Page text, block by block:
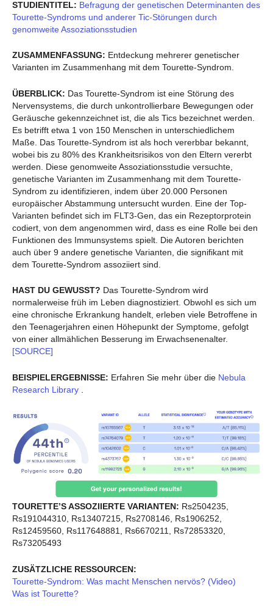
STUDIENTITEL: Befragung der genetischen Determinanten des
Tourette-Syndroms und anderer Tic-Störungen durch
genomweite Assoziationsstudien
ZUSAMMENFASSUNG: Entdeckung mehrerer genetischer
Varianten im Zusammenhang mit dem Tourette-Syndrom.
ÜBERBLICK: Das Tourette-Syndrom ist eine Störung des
Nervensystems, die durch unkontrollierbare Bewegungen oder
Geräusche gekennzeichnet ist, die als Tics bezeichnet werden.
Es betrifft etwa 1 von 150 Menschen in unterschiedlichem
Maße. Das Tourette-Syndrom ist als hoch vererbbar bekannt,
wobei bis zu 80% des Krankheitsrisikos von den Eltern vererbt
werden. Diese genomweite Assoziationsstudie versuchte,
genetische Varianten im Zusammenhang mit dem Tourette-
Syndrom zu identifizieren, indem über 20.000 Personen
europäischer Abstammung untersucht wurden. Eine der Top-
Varianten befindet sich im FLT3-Gen, das ein Rezeptorprotein
codiert, von dem angenommen wird, dass es eine Rolle bei den
Funktionen des Immunsystems spielt. Die Autoren berichten
auch über 9 andere genetische Varianten, die signifikant mit
dem Tourette-Syndrom assoziiert sind.
HAST DU GEWUSST? Das Tourette-Syndrom wird
normalerweise früh im Leben diagnostiziert. Obwohl es sich um
eine chronische Erkrankung handelt, erleben viele Betroffene in
den Teenagerjahren einen Höhepunkt der Symptome, gefolgt
von einer allmählichen Besserung im Erwachsenenalter.
[SOURCE]
BEISPIELERGEBNISSE: Erfahren Sie mehr über die Nebula
Research Library
TOURETTE’S ASSOZIIERTE VARIANTEN: Rs2504235,
Rs191044310, Rs13407215, Rs2708146, Rs1906252,
Rs12459560, Rs117648881, Rs6670211, Rs72853320,
Rs73205493
ZUSÄTZLICHE RESSOURCEN:
Tourette-Syndrom: Was macht Menschen nervös? (Video)
Was ist Tourette?